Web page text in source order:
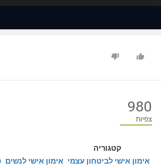
980
צפיות
קטגוריה
אימון אישי לביטחון עצמי אימון אישי לנשים